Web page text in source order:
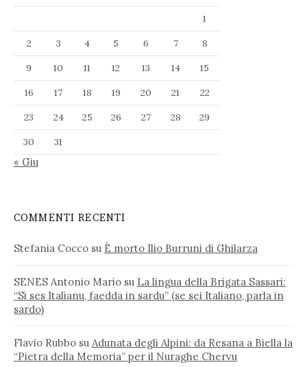
1
2
3 4 5 6 7
8
9
10 11 12 13 14
15
16
17 18 19 20 21
22
23
24 25 26 27 28
29
30
31
« Giu
COMMENTI RECENTI
Stefania Cocco su È morto Ilio Burruni di Ghilarza
SENES Antonio Mario su La lingua della Brigata Sassari:
“Si ses Italianu, faedda in sardu” (se sei Italiano, parla in
sardo)
Flavio Rubbo su Adunata degli Alpini: da Resana a Biella la
“Pietra della Memoria” per il Nuraghe Chervu